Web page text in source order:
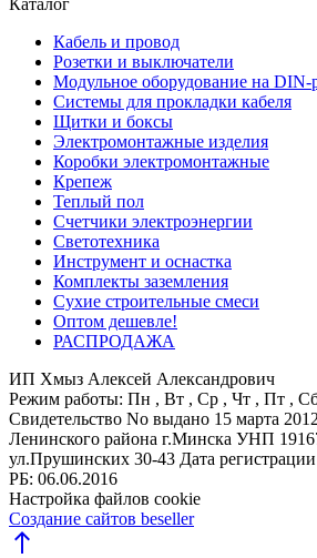
Каталог
Кабель и провод
Розетки и выключатели
Модульное оборудование на DIN-
Системы для прокладки кабеля
Щитки и боксы
Электромонтажные изделия
Коробки электромонтажные
Крепеж
Теплый пол
Счетчики электроэнергии
Светотехника
Инструмент и оснастка
Комплекты заземления
Сухие строительные смеси
Оптом дешевле!
РАСПРОДАЖА
ИП Хмыз Алексей Александрович
Режим работы: Пн , Вт , Ср , Чт , Пт ,
Свидетельство No выдано 15 марта
Ленинского района г.Минска УНП
ул.Прушинских 30-43 Дата
РБ: 06.06.2016
Настройка файлов cookie
Создание сайтов beseller
north